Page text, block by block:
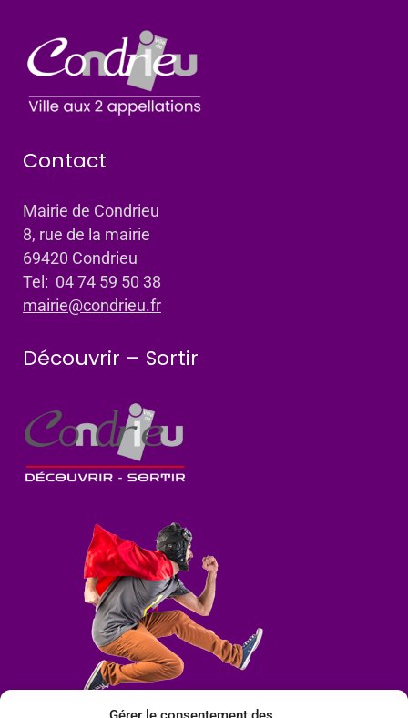
Contact
Mairie de Condrieu
8, rue de la mairie
69420 Condrieu
Tel: 04 74 59 50 38
mairie@condrieu.fr
Découvrir – Sortir